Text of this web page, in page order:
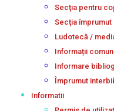
Secţia pentru
Secţia împrumut
Ludotecă /
Informații
Informare
Împrumut
Informatii